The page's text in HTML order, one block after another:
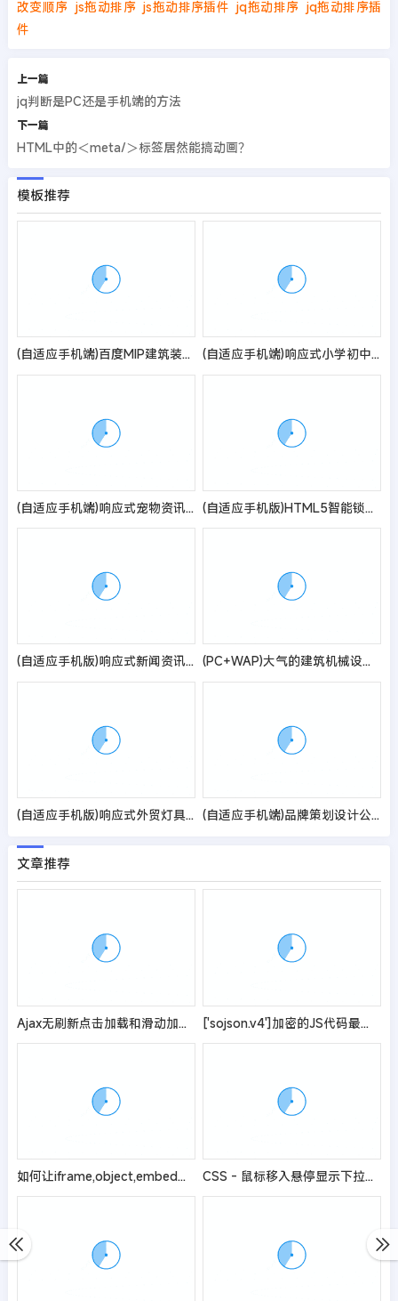
改变顺序 js拖动排序 js拖动排序插件 jq拖动排序 jq拖动排序插
件
上一篇
jq判断是PC还是手机端的方法
下一篇
HTML中的＜meta/＞标签居然能搞动画？
模板推荐
(自适应手机端)百度MIP建筑装饰装修类网站pbootcms模板 幕墙材料网站源码 (自适应手机端)响应式小学初中作文网站pbootcms模板 文章资讯论文作文个人博客网站源码
(自适应手机端)响应式宠物资讯类pbootcms网站模板 宠物博客经验网站源码 (自适应手机版)HTML5智能锁具电子产品研发类网站pbootcms模板 响应式电子智能锁网站源码
(自适应手机版)响应式新闻资讯技术博客pbootcms模板 游戏新闻网站源码 (PC+WAP)大气的建筑机械设备制造租赁企业pbootcms模板 吊塔起重器网站源码
(自适应手机版)响应式外贸灯具网站pbootcms模板 LED灯具英文外贸网站源码 (自适应手机端)品牌策划设计公司pbootcms网站模板 网络设计公司网站源码
文章推荐
Ajax无刷新点击加载和滑动加载列表内容 ['sojson.v4']加密的JS代码最简单的解密教程
如何让iframe,object,embed标签完美自适应视频宽度高度？ CSS - 鼠标移入悬停显示下拉菜单（导航栏鼠标经过 hover 时出现二级菜单）